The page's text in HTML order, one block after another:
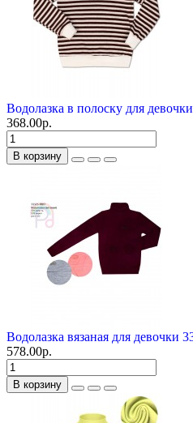
Водолазка в полоску для
368.00р.
В корзину
Водолазка вязаная для девочки
578.00р.
В корзину